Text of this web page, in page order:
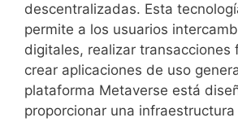
entender mejor el panorama
disponibles en el mercado
casinos USDT en EspaÃ±a 2026
en detalle las alternativas
funcionamiento.
descentralizadas. Esta
permite a los usuarios
digitales, realizar transacciones
crear aplicaciones de uso
plataforma Metaverse está
proporcionar una